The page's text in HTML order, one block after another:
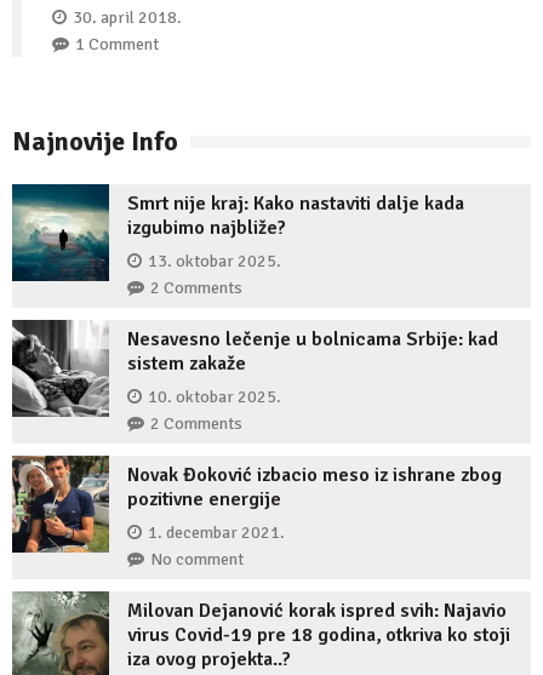
30. april 2018.
1 Comment
Najnovije Info
Smrt nije kraj: Kako nastaviti dalje kada
izgubimo najbliže?
13. oktobar 2025.
2 Comments
Nesavesno lečenje u bolnicama Srbije: kad
sistem zakaže
10. oktobar 2025.
2 Comments
Novak Đoković izbacio meso iz ishrane zbog
pozitivne energije
1. decembar 2021.
No comment
Milovan Dejanović korak ispred svih: Najavio
virus Covid-19 pre 18 godina, otkriva ko stoji
iza ovog projekta..?